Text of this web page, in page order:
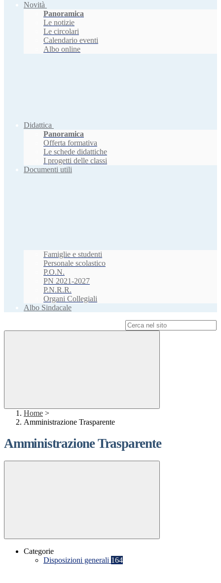
Novità
Panoramica
Le notizie
Le circolari
Calendario eventi
Albo online
Didattica
Panoramica
Offerta formativa
Le schede didattiche
I progetti delle classi
Documenti utili
Famiglie e studenti
Personale scolastico
P.O.N.
PN 2021-2027
P.N.R.R.
Organi Collegiali
Albo Sindacale
Home >
Amministrazione Trasparente
Amministrazione Trasparente
Categorie
Disposizioni generali 164